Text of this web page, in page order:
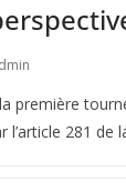
première
l’article 281 de